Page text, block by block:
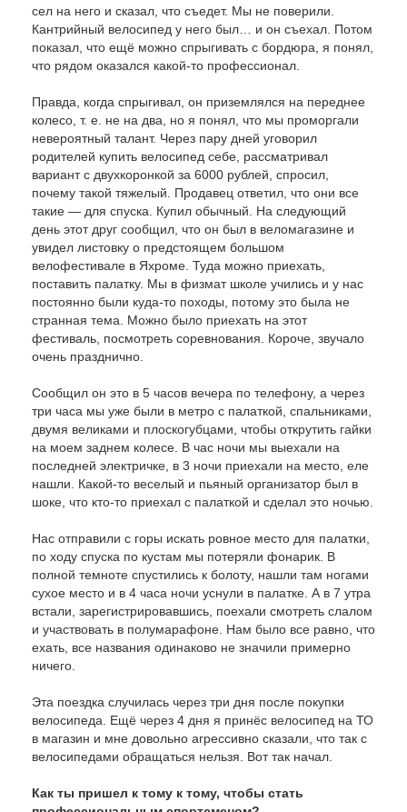
сел на него и сказал, что съедет. Мы не поверили.
Кантрийный велосипед у него был… и он съехал. Потом
показал, что ещё можно спрыгивать с бордюра, я понял,
что рядом оказался какой-то профессионал.
Правда, когда спрыгивал, он приземлялся на переднее
колесо, т. е. не на два, но я понял, что мы проморгали
невероятный талант. Через пару дней уговорил
родителей купить велосипед себе, рассматривал
вариант с двухкоронкой за 6000 рублей, спросил,
почему такой тяжелый. Продавец ответил, что они все
такие — для спуска. Купил обычный. На следующий
день этот друг сообщил, что он был в веломагазине и
увидел листовку о предстоящем большом
велофестивале в Яхроме. Туда можно приехать,
поставить палатку. Мы в физмат школе учились и у нас
постоянно были куда-то походы, потому это была не
странная тема. Можно было приехать на этот
фестиваль, посмотреть соревнования. Короче, звучало
очень празднично.
Сообщил он это в 5 часов вечера по телефону, а через
три часа мы уже были в метро с палаткой, спальниками,
двумя великами и плоскогубцами, чтобы открутить гайки
на моем заднем колесе. В час ночи мы выехали на
последней электричке, в 3 ночи приехали на место, еле
нашли. Какой-то веселый и пьяный организатор был в
шоке, что кто-то приехал с палаткой и сделал это ночью.
Нас отправили с горы искать ровное место для палатки,
по ходу спуска по кустам мы потеряли фонарик. В
полной темноте спустились к болоту, нашли там ногами
сухое место и в 4 часа ночи уснули в палатке. А в 7 утра
встали, зарегистрировавшись, поехали смотреть слалом
и участвовать в полумарафоне. Нам было все равно, что
ехать, все названия одинаково не значили примерно
ничего.
Эта поездка случилась через три дня после покупки
велосипеда. Ещё через 4 дня я принёс велосипед на ТО
в магазин и мне довольно агрессивно сказали, что так с
велосипедами обращаться нельзя. Вот так начал.
Как ты пришел к тому к тому, чтобы стать